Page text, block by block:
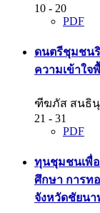
10 - 20
PDF
ดนตรีชุมชน
ความเข้าใ
ฑีฆภัส สนธินุ
21 - 31
PDF
ทุนชุมชนเพื่
ศึกษา การท
จังหวัดชัยนา